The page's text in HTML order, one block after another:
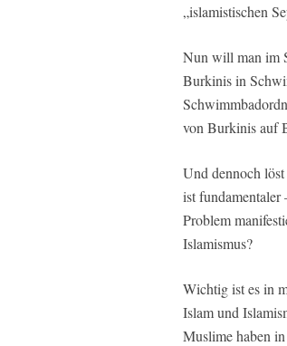
„islamistischen
Nun will man im
Burkinis in
von Burkinis auf
Und dennoch
ist fundamentaler
Problem
Islamismus?
Wichtig ist es in
Islam und
Muslime haben